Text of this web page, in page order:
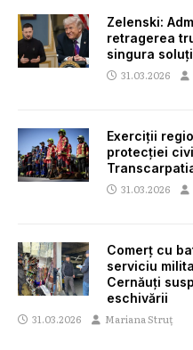
Zelenski:
retragerea
singura
31.03.2026
Exerciții
protecției
31.03.2026
Comerț cu
serviciu
Cernăuți
eschivării
31.03.2026 Mariana Struț